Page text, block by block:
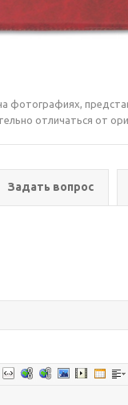
фотографиях,
отличаться от
Задать вопрос